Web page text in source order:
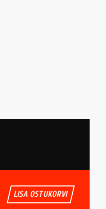
LISA OSTUKORVI